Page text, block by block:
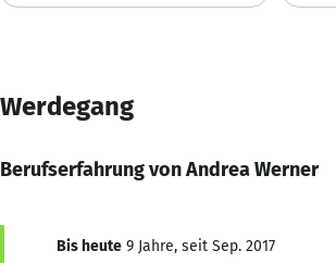
Werdegang
Berufserfahrung von Andrea Werner
Bis heute 9 Jahre, seit Sep. 2017